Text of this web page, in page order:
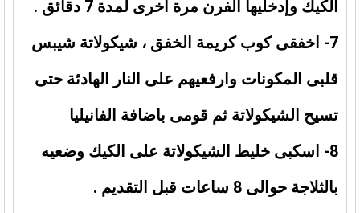
الكيك وإدخليها الفرن مرة اخرى لمدة 7 دقائق .
7- اخفقى كوب كريمة الخفق ، شيكولاتة شيبس
قلبى المكونات وارفعيهم على النار الهادئة حتى
تسيح الشيكولاتة ثم قومى باضافة الفانيليا
8- اسكبى خليط الشيكولاتة على الكيك وضعيه
بالثلاجة حوالى 8 ساعات قبل التقديم .